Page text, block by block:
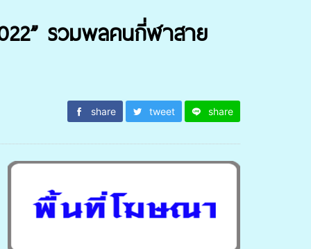
รวมพลคนกี่ฬาสาย
share tweet share